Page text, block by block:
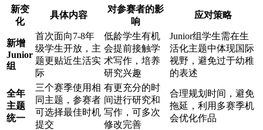
新变
化
具体内容
对参赛者的影
响
应对策略
新增
Junior
组
首次面向7-8年
级学生开放，主
题更贴近生活实
际
低龄学生有机
会提前接触学
术写作，培养
研究兴趣
Junior组学生需在生
活化主题中体现国际
视野，避免过于幼稚
的表述
全年
主题
统一
三个赛季使用相
同主题，参赛者
可选择最佳时机
提交
有更充分的时
间进行研究和
写作，可多次
修改完善
合理规划时间，避免
拖延，利用多赛季机
会优化作品